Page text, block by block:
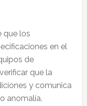
que los
en el
de
que la
y comunica
anomalía.